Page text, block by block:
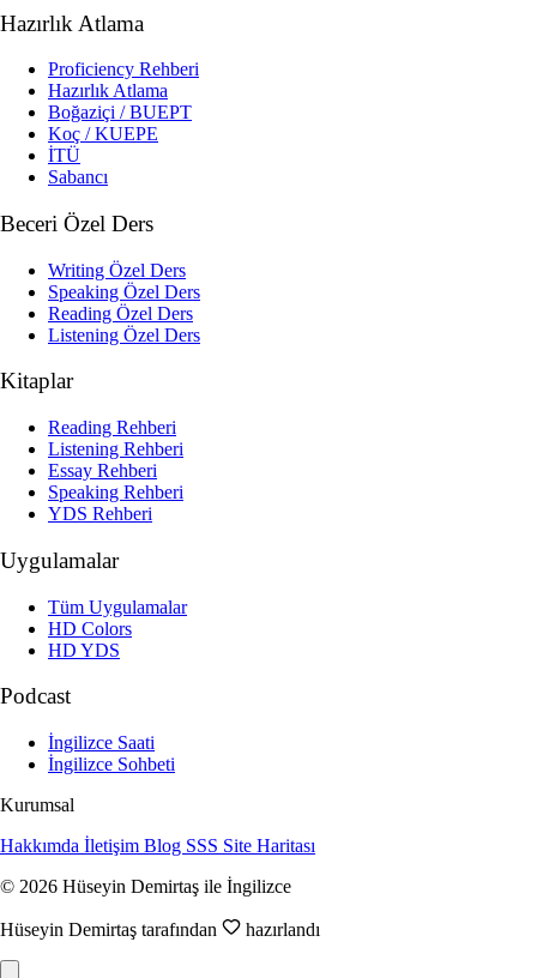
Hazırlık Atlama
Proficiency Rehberi
Hazırlık Atlama
Boğaziçi / BUEPT
Koç / KUEPE
İTÜ
Sabancı
Beceri Özel Ders
Writing Özel Ders
Speaking Özel Ders
Reading Özel Ders
Listening Özel Ders
Kitaplar
Reading Rehberi
Listening Rehberi
Essay Rehberi
Speaking Rehberi
YDS Rehberi
Uygulamalar
Tüm Uygulamalar
HD Colors
HD YDS
Podcast
İngilizce Saati
İngilizce Sohbeti
Kurumsal
Hakkımda İletişim Blog SSS Site Haritası
© 2026 Hüseyin Demirtaş ile İngilizce
Hüseyin Demirtaş tarafından hazırlandı